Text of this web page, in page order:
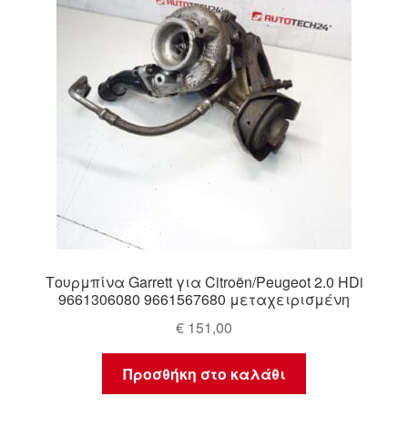
Τουρμπίνα Garrett για Citroën/Peugeot 2.0 HDi
9661306080 9661567680 μεταχειρισμένη
€ 151,00
Προσθήκη στο καλάθι